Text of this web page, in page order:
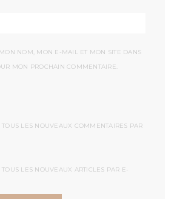
NOM, MON E-MAIL ET MON SITE DANS
MON PROCHAIN COMMENTAIRE.
LES NOUVEAUX COMMENTAIRES PAR
LES NOUVEAUX ARTICLES PAR E-